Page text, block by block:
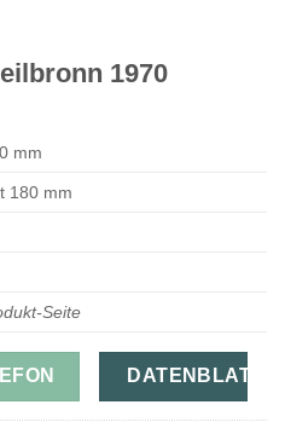
1970
mm
180 mm
Seite
DATENBLATT